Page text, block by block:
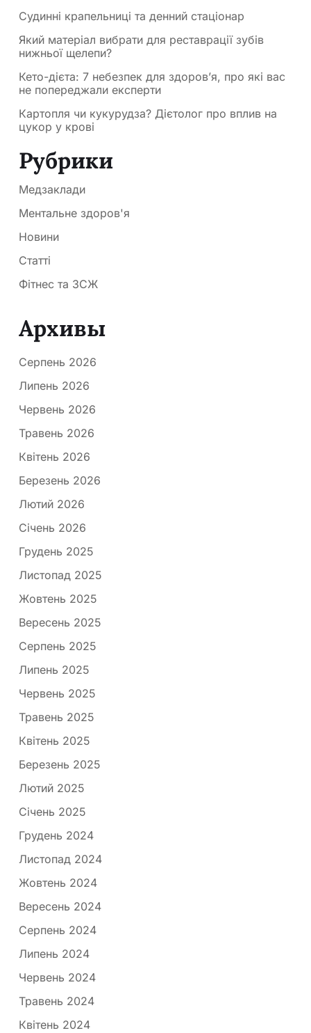
Судинні крапельниці та денний стаціонар
Який матеріал вибрати для реставрації зубів
нижньої щелепи?
Кето-дієта: 7 небезпек для здоров’я, про які вас
не попереджали експерти
Картопля чи кукурудза? Дієтолог про вплив на
цукор у крові
Рубрики
Медзаклади
Ментальне здоров'я
Новини
Статті
Фітнес та ЗСЖ
Архивы
Серпень 2026
Липень 2026
Червень 2026
Травень 2026
Квітень 2026
Березень 2026
Лютий 2026
Січень 2026
Грудень 2025
Листопад 2025
Жовтень 2025
Вересень 2025
Серпень 2025
Липень 2025
Червень 2025
Травень 2025
Квітень 2025
Березень 2025
Лютий 2025
Січень 2025
Грудень 2024
Листопад 2024
Жовтень 2024
Вересень 2024
Серпень 2024
Липень 2024
Червень 2024
Травень 2024
Квітень 2024